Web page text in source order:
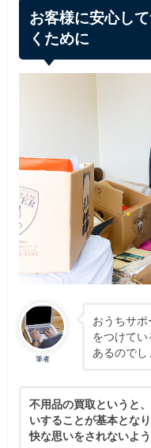
お客様に安心し
くために
筆者
おうちサ
をつけて
あるのでし
不用品の買取というと
いすることが基本とな
快な思いをされないよ